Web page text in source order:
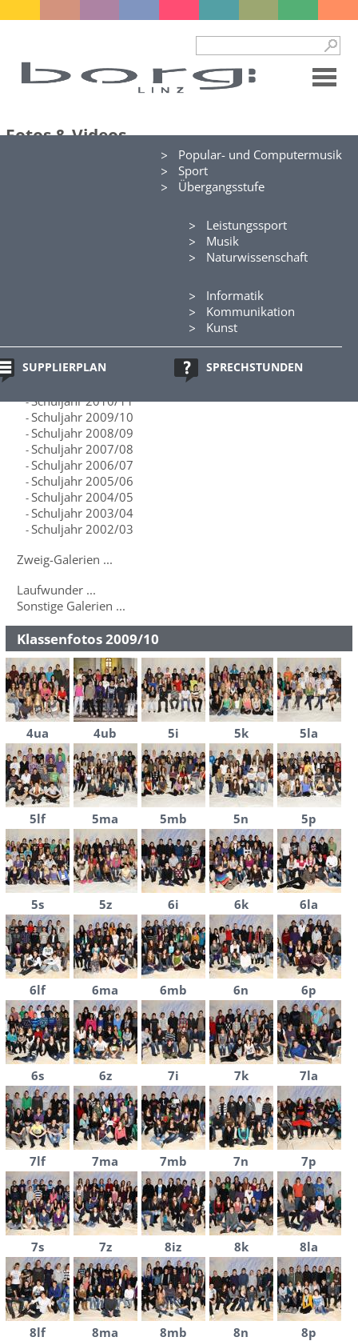
Popular- und Computermusik
Sport
Übergangsstufe
Leistungssport
Musik
Naturwissenschaft
Informatik
Kommunikation
Kunst
SPRECHSTUNDEN
SUPPLIERPLAN
Fotos & Videos
-Schuljahr 2012/13
-Schuljahr 2010/11
-Schuljahr 2009/10
-Schuljahr 2008/09
-Schuljahr 2007/08
-Schuljahr 2006/07
-Schuljahr 2005/06
-Schuljahr 2004/05
-Schuljahr 2003/04
-Schuljahr 2002/03
Zweig-Galerien ...
Laufwunder ...
Sonstige Galerien ...
Klassenfotos 2009/10
4ua 4ub 5i 5k 5la
5lf 5ma 5mb 5n 5p
5s 5z 6i 6k 6la
6lf 6ma 6mb 6n 6p
6s 6z 7i 7k 7la
7lf 7ma 7mb 7n 7p
7s 7z 8iz 8k 8la
8lf 8ma 8mb 8n 8p